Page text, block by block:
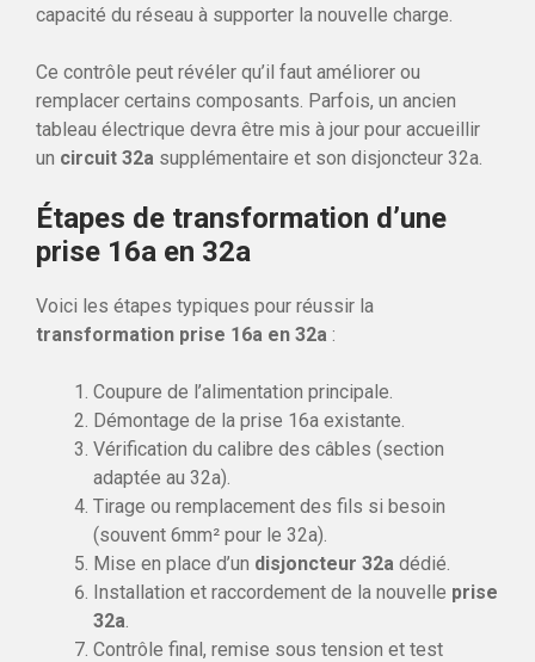
capacité du réseau à supporter la nouvelle charge.
Ce contrôle peut révéler qu’il faut améliorer ou
remplacer certains composants. Parfois, un ancien
tableau électrique devra être mis à jour pour accueillir
un circuit 32a supplémentaire et son disjoncteur 32a.
Étapes de transformation d’une
prise 16a en 32a
Voici les étapes typiques pour réussir la
transformation prise 16a en 32a :
Coupure de l’alimentation principale.
Démontage de la prise 16a existante.
Vérification du calibre des câbles (section
adaptée au 32a).
Tirage ou remplacement des fils si besoin
(souvent 6mm² pour le 32a).
Mise en place d’un disjoncteur 32a dédié.
Installation et raccordement de la nouvelle prise
32a.
Contrôle final, remise sous tension et test